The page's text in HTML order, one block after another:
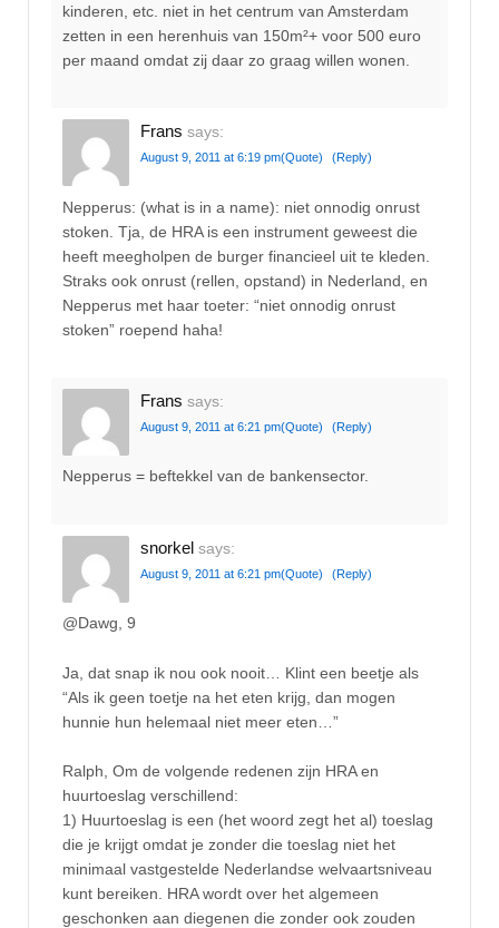
kinderen, etc. niet in het centrum van Amsterdam
zetten in een herenhuis van 150m²+ voor 500 euro
per maand omdat zij daar zo graag willen wonen.
Frans says:
August 9, 2011 at 6:19 pm(Quote) (Reply)
Nepperus: (what is in a name): niet onnodig onrust
stoken. Tja, de HRA is een instrument geweest die
heeft meegholpen de burger financieel uit te kleden.
Straks ook onrust (rellen, opstand) in Nederland, en
Nepperus met haar toeter: “niet onnodig onrust
stoken” roepend haha!
Frans says:
August 9, 2011 at 6:21 pm(Quote) (Reply)
Nepperus = beftekkel van de bankensector.
snorkel says:
August 9, 2011 at 6:21 pm(Quote) (Reply)
@Dawg, 9
Ja, dat snap ik nou ook nooit… Klint een beetje als
“Als ik geen toetje na het eten krijg, dan mogen
hunnie hun helemaal niet meer eten…”
Ralph, Om de volgende redenen zijn HRA en
huurtoeslag verschillend:
1) Huurtoeslag is een (het woord zegt het al) toeslag
die je krijgt omdat je zonder die toeslag niet het
minimaal vastgestelde Nederlandse welvaartsniveau
kunt bereiken. HRA wordt over het algemeen
geschonken aan diegenen die zonder ook zouden